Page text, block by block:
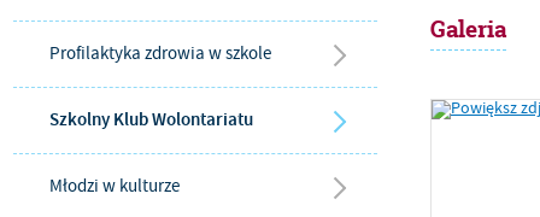
Profilaktyka zdrowia w szkole
Szkolny Klub Wolontariatu
Młodzi w kulturze
Galeria